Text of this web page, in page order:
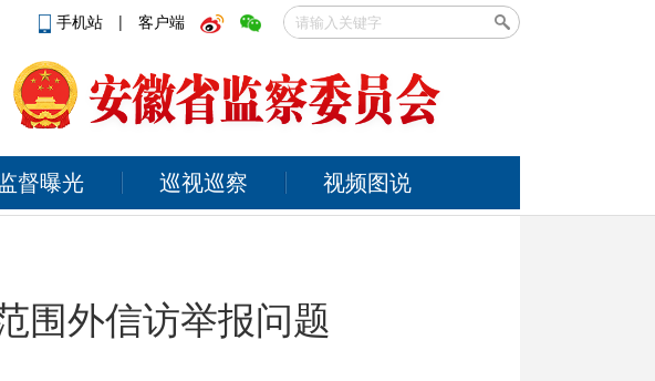
手机站 | 客户端
督曝光 巡视巡察 视频图说
围外信访举报问题